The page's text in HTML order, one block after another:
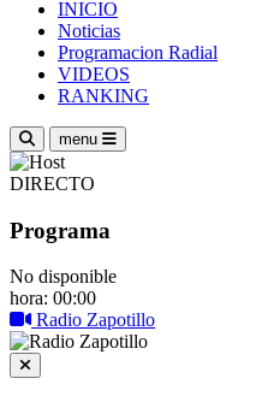
INICIO
Noticias
Programacion Radial
VIDEOS
RANKING
menu
DIRECTO
Programa
No disponible
hora: 00:00
Radio Zapotillo